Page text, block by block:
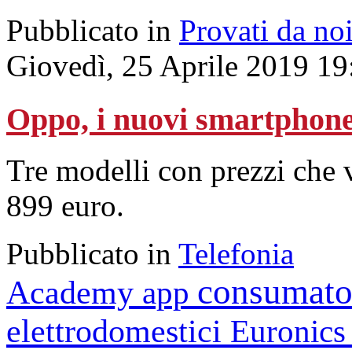
Pubblicato in Provati da
Giovedì, 25 Aprile 2019
Oppo, i nuovi
Tre modelli con prezzi che
899 euro.
Pubblicato in Telefonia
Academy app
elettrodomestici